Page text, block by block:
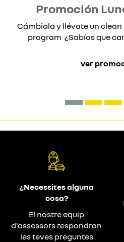
Promoción
Cámbiala y llévate un
program ¿Sabías que
ver
¿Necessites alguna
cosa?
El nostre equip
d'assessors respondran
les teves preguntes